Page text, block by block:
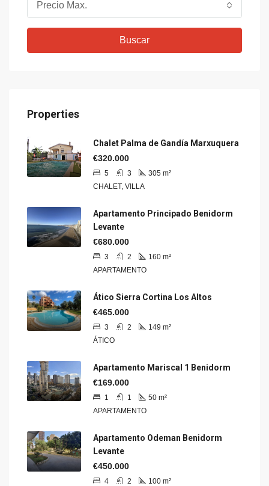
Precio Max.
Buscar
Properties
Chalet Palma de Gandía Marxuquera
€320.000
5 3 305 m²
CHALET, VILLA
Apartamento Principado Benidorm
Levante
€680.000
3 2 160 m²
APARTAMENTO
Ático Sierra Cortina Los Altos
€465.000
3 2 149 m²
ÁTICO
Apartamento Mariscal 1 Benidorm
€169.000
1 1 50 m²
APARTAMENTO
Apartamento Odeman Benidorm
Levante
€450.000
4 2 100 m²